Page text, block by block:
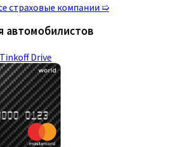
страховые компании ➯
автомобилистов
Drive